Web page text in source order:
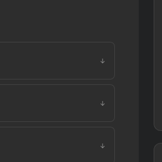
↓
↓
↓